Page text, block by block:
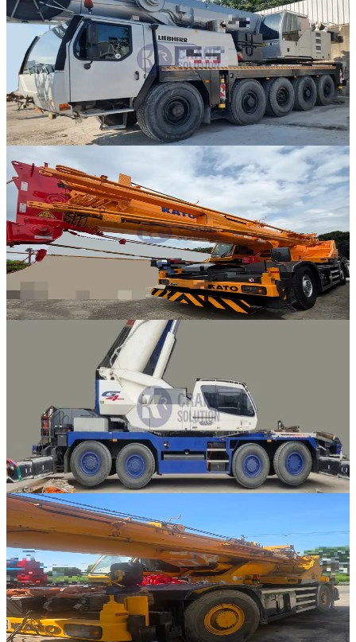
Liebherr · AT 크레인·AT-315
NEW
LTM 1095-5.1
2008년식 · 105톤
가격 문의
9
Kato · RT 크레인·RT-335
NEW
KR-65H
2006년식 · 65톤
가격 문의
12
Tadano · RT 크레인· RT-334
GR-700N-2
2022년식 · 70톤
가격 문의
18
판매중
Kato · RT 크레인·RT-333
NEW
KR-65H
2007년식 · 65톤